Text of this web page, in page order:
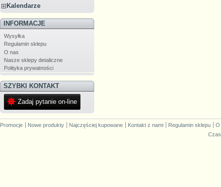
Kalendarze
INFORMACJE
Wysyłka
Regulamin sklepu
O nas
Nasze sklepy detaliczne
Polityka prywatności
SZYBKI KONTAKT
Zadaj pytanie on-line
Promocje Nowe produkty Najczęściej kupowane Kontakt z nami Regulamin sklepu
O